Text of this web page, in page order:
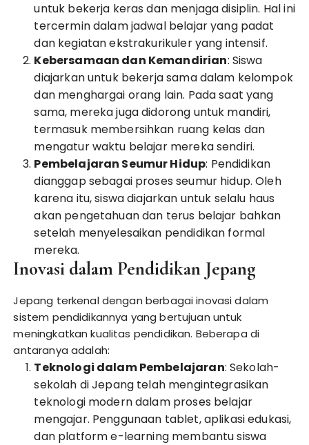
untuk bekerja keras dan menjaga disiplin. Hal ini
tercermin dalam jadwal belajar yang padat
dan kegiatan ekstrakurikuler yang intensif.
Kebersamaan dan Kemandirian: Siswa
diajarkan untuk bekerja sama dalam kelompok
dan menghargai orang lain. Pada saat yang
sama, mereka juga didorong untuk mandiri,
termasuk membersihkan ruang kelas dan
mengatur waktu belajar mereka sendiri.
Pembelajaran Seumur Hidup: Pendidikan
dianggap sebagai proses seumur hidup. Oleh
karena itu, siswa diajarkan untuk selalu haus
akan pengetahuan dan terus belajar bahkan
setelah menyelesaikan pendidikan formal
mereka.
Inovasi dalam Pendidikan Jepang
Jepang terkenal dengan berbagai inovasi dalam
sistem pendidikannya yang bertujuan untuk
meningkatkan kualitas pendidikan. Beberapa di
antaranya adalah:
Teknologi dalam Pembelajaran: Sekolah-
sekolah di Jepang telah mengintegrasikan
teknologi modern dalam proses belajar
mengajar. Penggunaan tablet, aplikasi edukasi,
dan platform e-learning membantu siswa